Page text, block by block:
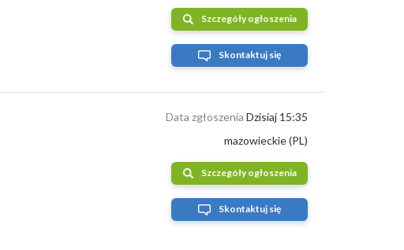
Szczegóły ogłoszenia
Skontaktuj się
Dzisiaj 15:35
Data zgłoszenia
mazowieckie (PL)
Szczegóły ogłoszenia
Skontaktuj się